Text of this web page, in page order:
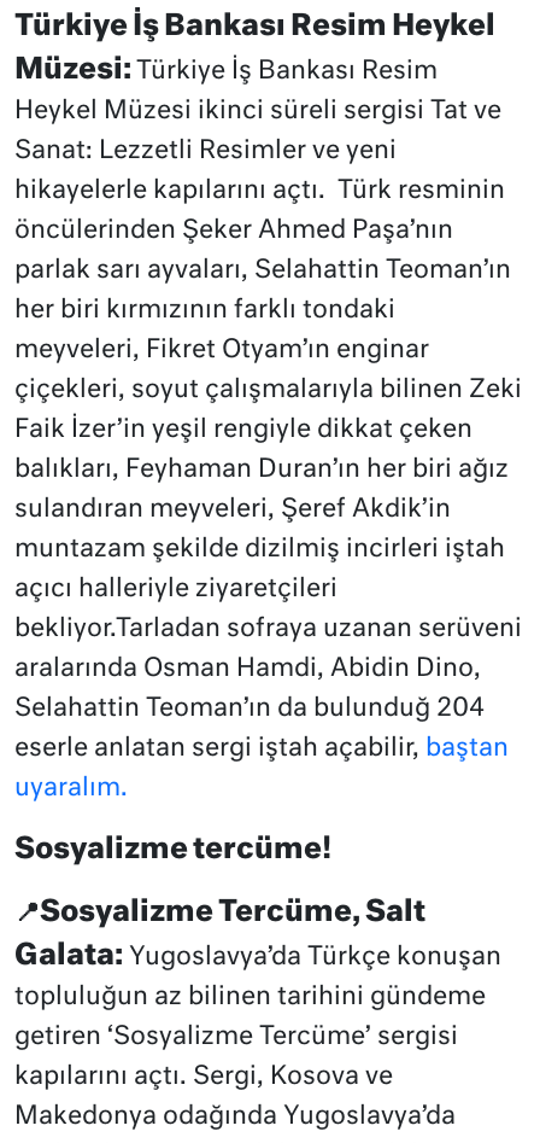
Türkiye İş Bankası Resim Heykel
Müzesi: Türkiye İş Bankası Resim
Heykel Müzesi ikinci süreli sergisi Tat ve
Sanat: Lezzetli Resimler ve yeni
hikayelerle kapılarını açtı. Türk resminin
öncülerinden Şeker Ahmed Paşa’nın
parlak sarı ayvaları, Selahattin Teoman’ın
her biri kırmızının farklı tondaki
meyveleri, Fikret Otyam’ın enginar
çiçekleri, soyut çalışmalarıyla bilinen Zeki
Faik İzer’in yeşil rengiyle dikkat çeken
balıkları, Feyhaman Duran’ın her biri ağız
sulandıran meyveleri, Şeref Akdik’in
muntazam şekilde dizilmiş incirleri iştah
açıcı halleriyle ziyaretçileri
bekliyor.Tarladan sofraya uzanan serüveni
aralarında Osman Hamdi, Abidin Dino,
Selahattin Teoman’ın da bulunduğ 204
eserle anlatan sergi iştah açabilir, baştan
uyaralım.
Sosyalizme tercüme!
📍Sosyalizme Tercüme, Salt
Galata: Yugoslavya’da Türkçe konuşan
topluluğun az bilinen tarihini gündeme
getiren ‘Sosyalizme Tercüme’ sergisi
kapılarını açtı. Sergi, Kosova ve
Makedonya odağında Yugoslavya’da